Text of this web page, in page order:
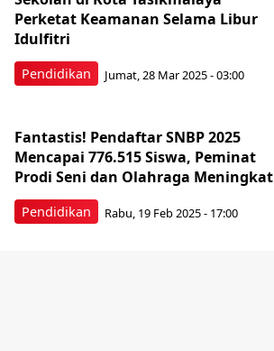
Pendidikan
Perketat Keamanan Selama Libur
Idulfitri
Jumat, 28 Mar 2025 - 03:00
Pendidikan
Fantastis! Pendaftar SNBP 2025
Mencapai 776.515 Siswa, Peminat
Prodi Seni dan Olahraga Meningkat
Rabu, 19 Feb 2025 - 17:00